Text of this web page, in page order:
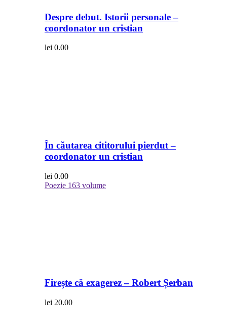
Despre debut. Istorii personale –
coordonator un cristian
lei 0.00
În căutarea cititorului pierdut –
coordonator un cristian
lei 0.00
Poezie 163 volume
Firește că exagerez – Robert Șerban
lei 20.00